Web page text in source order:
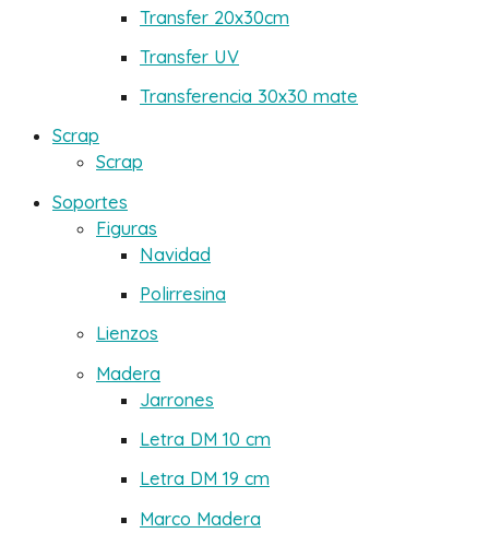
Transfer 20x30cm
Transfer UV
Transferencia 30x30 mate
Scrap
Scrap
Soportes
Figuras
Navidad
Polirresina
Lienzos
Madera
Jarrones
Letra DM 10 cm
Letra DM 19 cm
Marco Madera